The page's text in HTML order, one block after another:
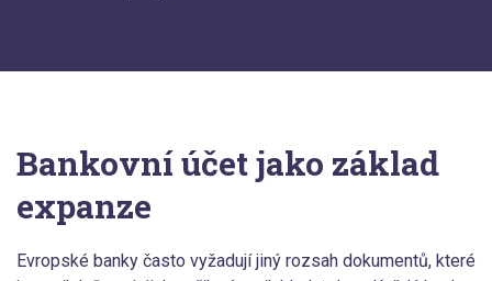
Bankovní účet jako základ
expanze
Evropské banky často vyžadují jiný rozsah dokumentů, které